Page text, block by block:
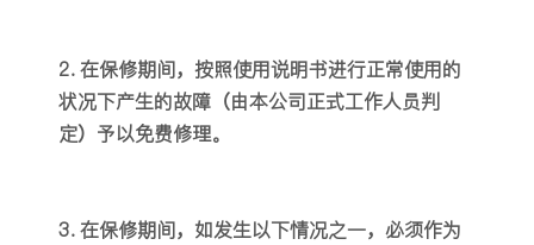
2. 在保修期间，按照使用说明书进行正常使用的
状况下产生的故障（由本公司正式工作人员判
定）予以免费修理。
3. 在保修期间，如发生以下情况之一，必须作为